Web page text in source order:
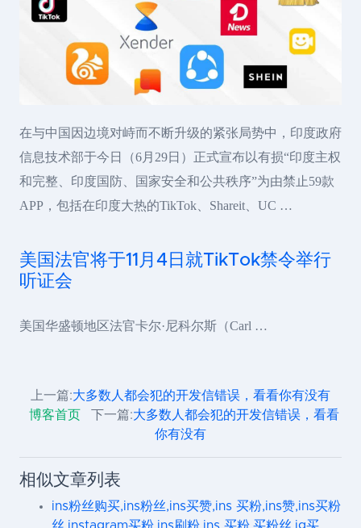
在与中国因边境对峙而不断升级的紧张局势中，印度政府
信息技术部于今日（6月29日）正式宣布以有损“印度主权
和完整、印度国防、国家安全和公共秩序”为由禁止59款
APP，包括在印度大热的TikTok、Shareit、UC …
美国法官将于11月4日就TikTok禁令举行
听证会
美国华盛顿地区法官卡尔·尼科尔斯（Carl …
上一篇:大多数人都会犯的开发信错误，看看你有没有
博客首页
下一篇:大多数人都会犯的开发信错误，看看
你有没有
相似文章列表
ins粉丝购买,ins粉丝,ins买赞,ins 买粉,ins赞,ins买粉